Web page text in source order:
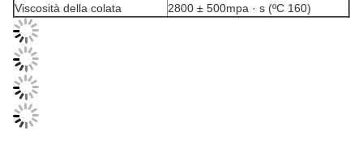
Viscosità della colata
2800 ± 500mpa · s (ºC 160)